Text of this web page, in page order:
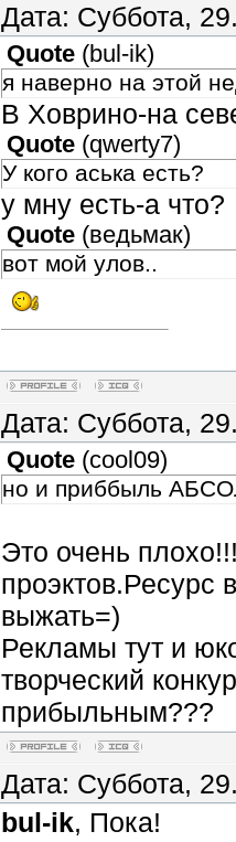
Дата: Суббота,
Quote (bul-ik)
я наверно на этой
В Ховрино-на
Quote (qwerty7)
У кого аська есть?
у мну есть-а что?
Quote (ведьмак)
вот мой улов..
Дата: Суббота,
Quote (cool09)
но и приббыль
Это очень
проэктов.Ресурс
выжать=)
Рекламы тут и
творческий
прибыльным???
Дата: Суббота,
bul-ik, Пока!